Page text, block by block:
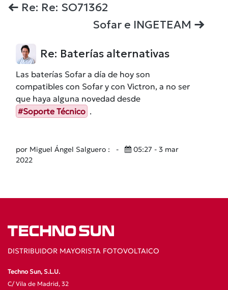
Re: Re: SO71362
Sofar e INGETEAM
Re: Baterías alternativas
Las baterías Sofar a día de hoy son
compatibles con Sofar y con Victron, a no ser
que haya alguna novedad desde
#Soporte Técnico .
por Miguel Ángel Salguero : -
05:27 - 3 mar
2022
DISTRIBUIDOR MAYORISTA FOTOVOLTAICO
Techno Sun, S.L.U.
C/ Vila de Madrid, 32